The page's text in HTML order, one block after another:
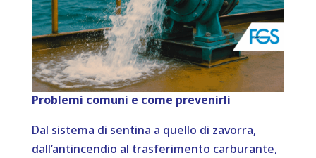
Problemi comuni e come prevenirli
Dal sistema di sentina a quello di zavorra,
dall’antincendio al trasferimento carburante,